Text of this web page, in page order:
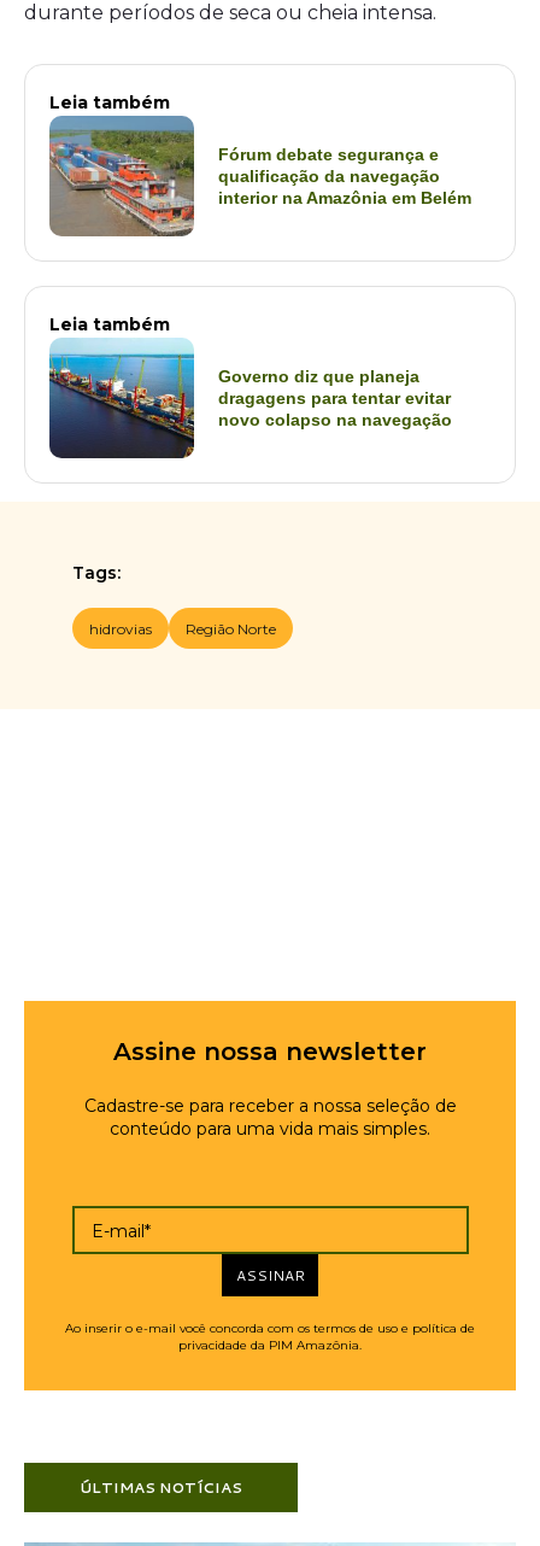
durante períodos de seca ou cheia intensa.
Leia também
Fórum debate segurança e
qualificação da navegação
interior na Amazônia em Belém
Leia também
Governo diz que planeja
dragagens para tentar evitar
novo colapso na navegação
Tags:
hidrovias Região Norte
Assine nossa newsletter
Cadastre-se para receber a nossa seleção de
conteúdo para uma vida mais simples.
E-mail*
ASSINAR
Ao inserir o e-mail você concorda com os termos de uso e política de
privacidade da PIM Amazônia.
ÚLTIMAS NOTÍCIAS